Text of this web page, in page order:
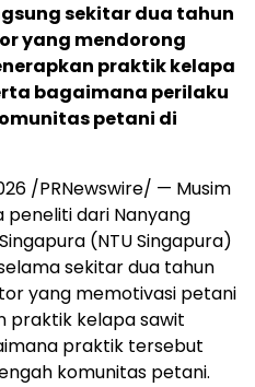
sekitar dua tahun
yang mendorong
praktik kelapa
bagaimana perilaku
petani di
/PRNewswire/ — Musim
dari Nanyang
(NTU Singapura)
sekitar dua tahun
yang memotivasi petani
praktik kelapa sawit
praktik tersebut
komunitas petani.